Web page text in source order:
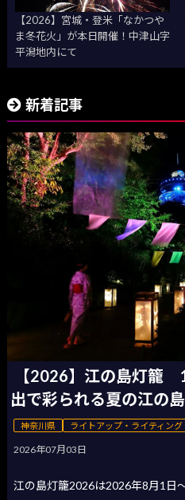
【2026】宮城・登米「なかつや
ま冬花火」が本日開催！中津山字
平潟地内にて
新着記事
【2026】江の島灯籠
出で彩られる夏の江の島
神奈川県 ライトアップ・ライティング
2026年07月03日
江の島灯籠2026は2026年8月1日